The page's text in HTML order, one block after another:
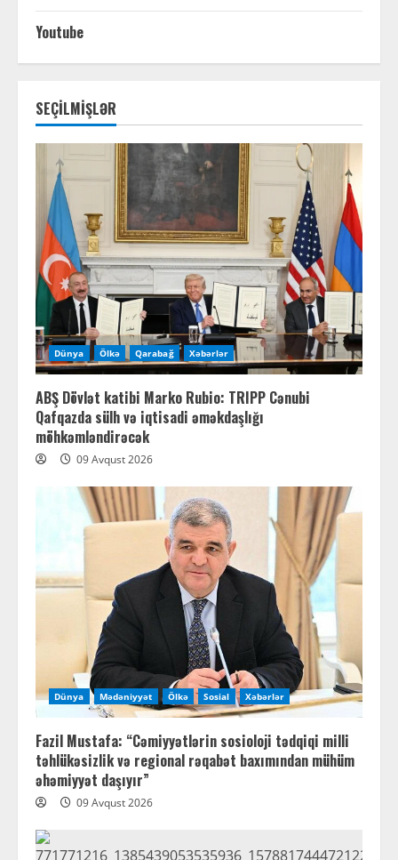
Youtube
SEÇİLMİŞLƏR
Dünya Ölkə Qarabağ Xəbərlər
ABŞ Dövlət katibi Marko Rubio: TRIPP Cənubi
Qafqazda sülh və iqtisadi əməkdaşlığı
möhkəmləndirəcək
09 Avqust 2026
Dünya Mədəniyyət Ölkə Sosial Xəbərlər
Fazil Mustafa: “Cəmiyyətlərin sosioloji tədqiqi milli
təhlükəsizlik və regional rəqabət baxımından mühüm
əhəmiyyət daşıyır”
09 Avqust 2026